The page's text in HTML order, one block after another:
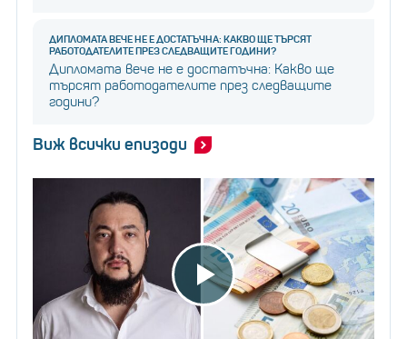
ДИПЛОМАТА ВЕЧЕ НЕ Е ДОСТАТЪЧНА: КАКВО ЩЕ ТЪРСЯТ
РАБОТОДАТЕЛИТЕ ПРЕЗ СЛЕДВАЩИТЕ ГОДИНИ?
Дипломата вече не е достатъчна: Какво ще
търсят работодателите през следващите
години?
Виж всички епизоди